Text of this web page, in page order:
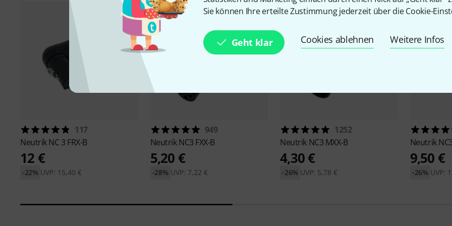
Sie können Ihre erteilte Zustimmung jederzeit über die Cookie-
Geht klar Cookies ablehnen Weitere Infos
117
NeutrikNC 3 FRX-B
12 €
UVP: 15,40 €
-22%
949
NeutrikNC3 FXX-B
5,20 €
UVP: 7,22 €
-28%
1252
Neutrik NC3 MXX-B
4,30 €
UVP: 5,78 €
-26%
Neutrik
9,50 €
UVP:
-26%